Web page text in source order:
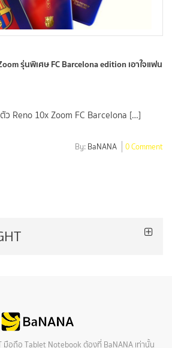
รุ่นพิเศษ FC Barcelona edition เอาใจแฟน
ว Reno 10x Zoom FC Barcelona […]
By: BaNANA 0 Comment
อถือ Tablet Notebook ต้องที่ BaNANA เท่านั้น